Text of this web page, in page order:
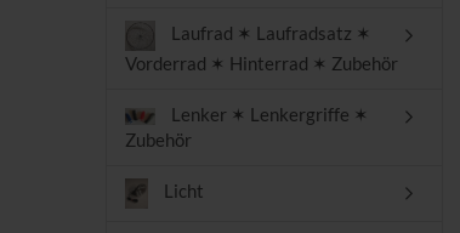
Laufrad ✶ Laufradsatz ✶
Vorderrad ✶ Hinterrad ✶ Zubehör
Lenker ✶ Lenkergriffe ✶
Zubehör
Licht